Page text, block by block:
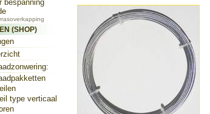
bespanning
(SHOP)
type verticaal